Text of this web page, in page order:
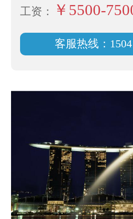
工资：
￥5500-
客服热线：